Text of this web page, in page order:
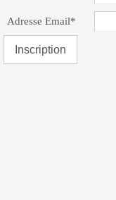
Adresse Email*